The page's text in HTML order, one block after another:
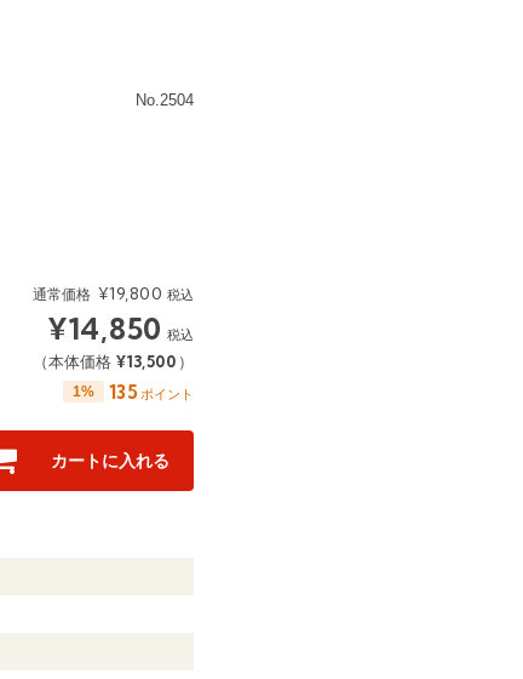
No.2504
通常価格 ¥19,800 税込
¥14,850 税込
（本体価格¥13,500 ）
1% 135 ポイント
カートに入れる